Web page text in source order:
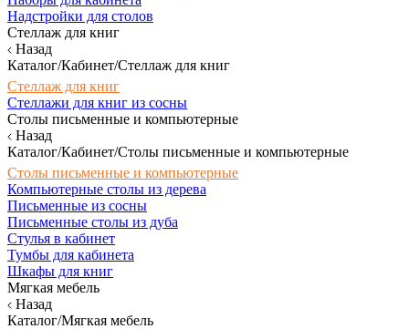
Надстройки для столов
Стеллаж для книг
Назад
Каталог/Кабинет/Стеллаж для книг
Стеллаж для книг
Стеллажи для книг из сосны
Столы письменные и компьютерные
Назад
Каталог/Кабинет/Столы письменные и компьютерные
Столы письменные и компьютерные
Компьютерные столы из дерева
Письменные из сосны
Письменные столы из дуба
Стулья в кабинет
Тумбы для кабинета
Шкафы для книг
Мягкая мебель
Назад
Каталог/Мягкая мебель